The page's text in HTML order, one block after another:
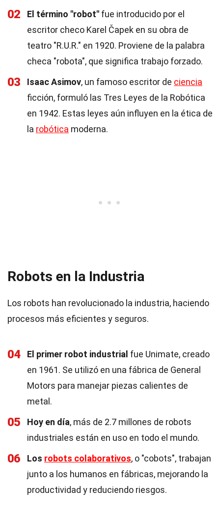
02 El término "robot" fue introducido por el
escritor checo Karel Čapek en su obra de
teatro "R.U.R." en 1920. Proviene de la palabra
checa "robota", que significa trabajo forzado.
03 Isaac Asimov, un famoso escritor de ciencia
ficción, formuló las Tres Leyes de la Robótica
en 1942. Estas leyes aún influyen en la ética de
la robótica moderna.
Robots en la Industria
Los robots han revolucionado la industria, haciendo
procesos más eficientes y seguros.
04 El primer robot industrial fue Unimate, creado
en 1961. Se utilizó en una fábrica de General
Motors para manejar piezas calientes de
metal.
05 Hoy en día, más de 2.7 millones de robots
industriales están en uso en todo el mundo.
06 Los robots colaborativos, o "cobots", trabajan
junto a los humanos en fábricas, mejorando la
productividad y reduciendo riesgos.